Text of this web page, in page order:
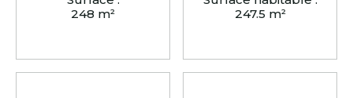
248 m²
247.5 m²